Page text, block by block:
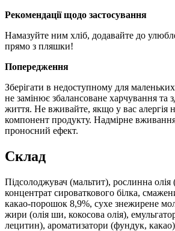
Рекомендації щодо застосування
Намазуйте ним хліб, додавайте до
прямо з пляшки!
Попередження
Зберігати в недоступному для
не замінює збалансоване харчування та
життя. Не вживайте, якщо у вас алергія
компонент продукту. Надмірне
проносний ефект.
Склад
Підсолоджувач (мальтит), рослинна
концентрат сироваткового білка,
какао-порошок 8,9%, сухе знежирене
жири (олія ши, кокосова олія),
лецитин), ароматизатори (фундук,